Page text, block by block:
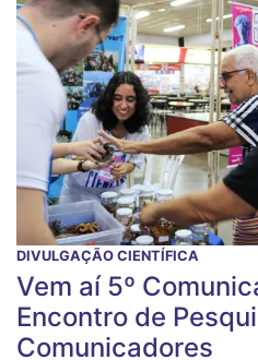
DIVULGAÇÃO CIENTÍFICA
Vem aí 5º
Encontro de
Comunicadores